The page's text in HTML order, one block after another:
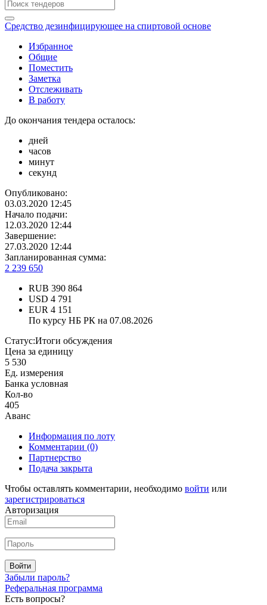
Средство дезинфицирующее на спиртовой основе
Избранное
Общие
Поместить
Заметка
Отслеживать
В работу
До окончания тендера осталось:
дней
часов
минут
секунд
Опубликовано:
03.03.2020 12:45
Начало подачи:
12.03.2020 12:44
Завершение:
27.03.2020 12:44
Запланированная сумма:
2 239 650
RUB 390 864
USD 4 791
EUR 4 151
По курсу НБ РК на 07.08.2026
Статус:Итоги обсуждения
Цена за единицу
5 530
Ед. измерения
Банка условная
Кол-во
405
Аванс
Информация по лоту
Комментарии (0)
Партнерство
Подача закрыта
Чтобы оставлять комментарии, необходимо войти или
зарегистрироваться
Авторизация
Войти
Забыли пароль?
Реферальная программа
Есть вопросы?